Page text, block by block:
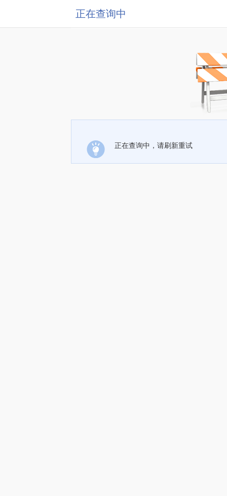
正在查询中
正在查询中，请刷新重试